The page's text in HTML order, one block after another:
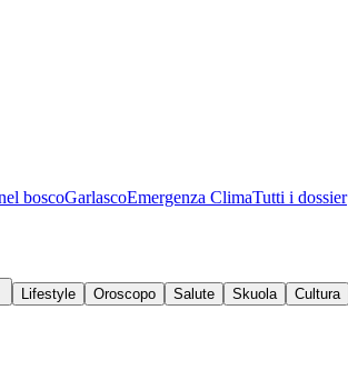
boscoGarlascoEmergenza ClimaTutti i dossier
Lifestyle Oroscopo Salute Skuola Cultura